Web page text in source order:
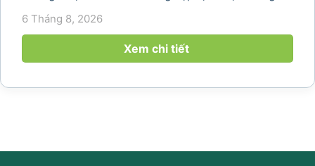
năm 2026 khi nhu cầu kết hợp nghỉ dưỡng, hội
họp và gắn kết đội ngũ ngày càng tăng. Không chỉ
mang đến khoảng thời gian thư giãn...
6 Tháng 8, 2026
Xem chi tiết